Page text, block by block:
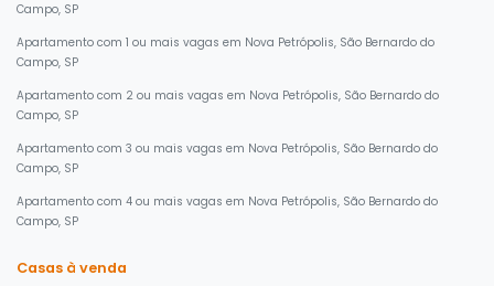
Campo, SP
Apartamento com 1 ou mais vagas em Nova Petrópolis, São Bernardo do
Campo, SP
Apartamento com 2 ou mais vagas em Nova Petrópolis, São Bernardo do
Campo, SP
Apartamento com 3 ou mais vagas em Nova Petrópolis, São Bernardo do
Campo, SP
Apartamento com 4 ou mais vagas em Nova Petrópolis, São Bernardo do
Campo, SP
Casas à venda